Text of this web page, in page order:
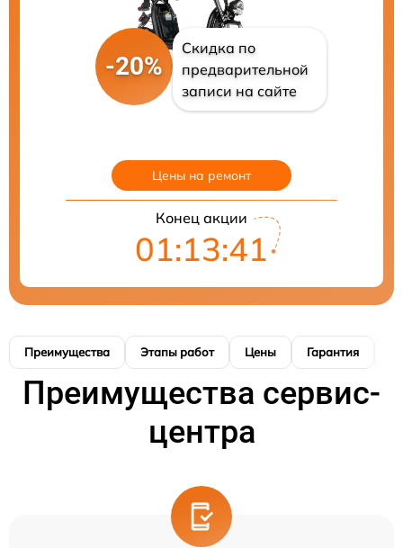
-20%
Скидка по
предварительной
записи на сайте
Цены на ремонт
Конец акции
01:13:40
Преимущества Этапы работ Цены Гарантия
Преимущества сервис-
центра